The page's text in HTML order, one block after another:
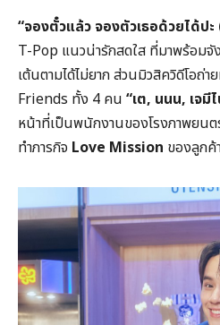
“จองตั๋วแล้ว จองตัวเธอด้วยได้ปะ
T-Pop แนวน่ารักสดใส ที่มาพร้อมจั
เต้นตามได้ไม่ยาก ส่วนมิวสิควิดีโอถ่า
Friends ทั้ง 4 คน “เต, นนน, เจมี
หน้าที่เป็นพนักงานของโรงภาพยนต
ทำภารกิจ Love Mission ของลูกค้